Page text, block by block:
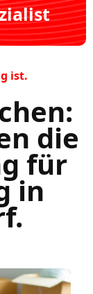
ist.
die
für
in